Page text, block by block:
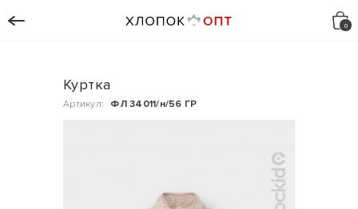
Куртка
Артикул: ФЛ 34011/н/56 ГР